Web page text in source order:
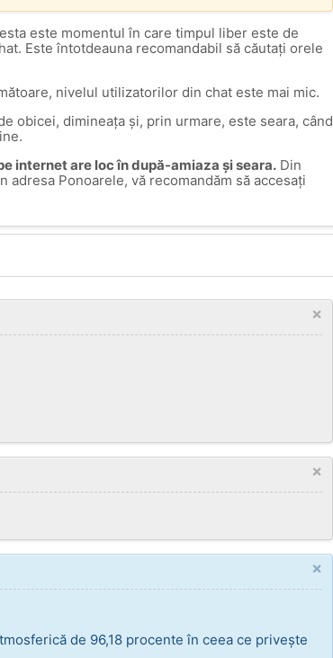
este momentul în care timpul liber este de
Este întotdeauna recomandabil să căutați orele
nivelul utilizatorilor din chat este mai mic.
obicei, dimineața și, prin urmare, este seara, când
internet are loc în după-amiaza și seara.Din
Ponoarele, vă recomandăm să accesați
×
×
×
de 96,18 procente în ceea ce privește